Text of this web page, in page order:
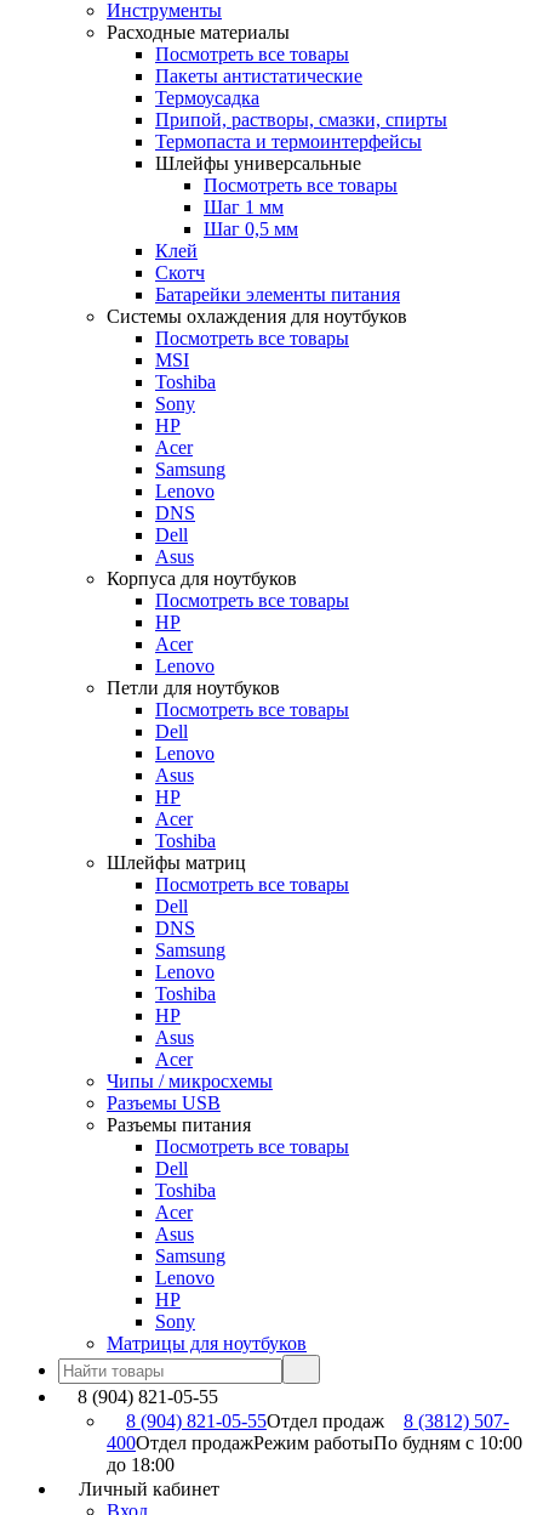
Инструменты
Расходные материалы
Посмотреть все товары
Пакеты антистатические
Термоусадка
Припой, растворы, смазки, спирты
Термопаста и термоинтерфейсы
Шлейфы универсальные
Посмотреть все товары
Шаг 1 мм
Шаг 0,5 мм
Клей
Скотч
Батарейки элементы питания
Системы охлаждения для ноутбуков
Посмотреть все товары
MSI
Toshiba
Sony
HP
Acer
Samsung
Lenovo
DNS
Dell
Asus
Корпуса для ноутбуков
Посмотреть все товары
HP
Acer
Lenovo
Петли для ноутбуков
Посмотреть все товары
Dell
Lenovo
Asus
HP
Acer
Toshiba
Шлейфы матриц
Посмотреть все товары
Dell
DNS
Samsung
Lenovo
Toshiba
HP
Asus
Acer
Чипы / микросхемы
Разъемы USB
Разъемы питания
Посмотреть все товары
Dell
Toshiba
Acer
Asus
Samsung
Lenovo
HP
Sony
Матрицы для ноутбуков
8 (904) 821-05-55
8 (904) 821-05-55Отдел продаж
8 (3812) 507-
400Отдел продажРежим работыПо будням с 10:00
до 18:00
Личный кабинет
Вход